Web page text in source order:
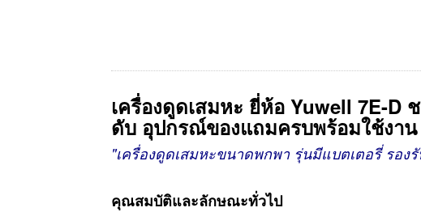
เครื่องดูดเสมหะ ยี่ห้อ Yuwell 7E-D
ดับ อุปกรณ์ของแถมครบพร้อมใช้งาน
"เครื่องดูดเสมหะขนาดพกพา รุ่นมีแบตเตอรี่ รอง
คุณสมบัติและลักษณะทั่วไป